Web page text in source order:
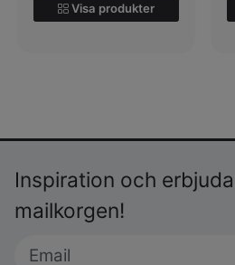
Visa produkter
Inspiration och
mailkorgen!